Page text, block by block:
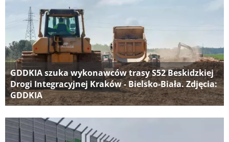
GDDKIA szuka wykonawców trasy S52 Beskidzkiej
Drogi Integracyjnej Kraków - Bielsko-Biała. Zdjęcia:
GDDKIA